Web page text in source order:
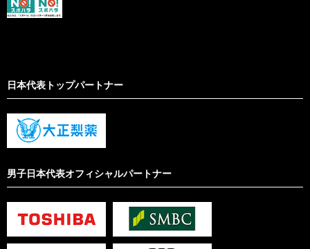
日本代表トップパートナー
男子日本代表オフィシャルパートナー